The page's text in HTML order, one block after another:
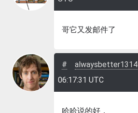
哥它又发邮件了
alwaysbetter1314
06:17:31 UTC
哈哈说的好，